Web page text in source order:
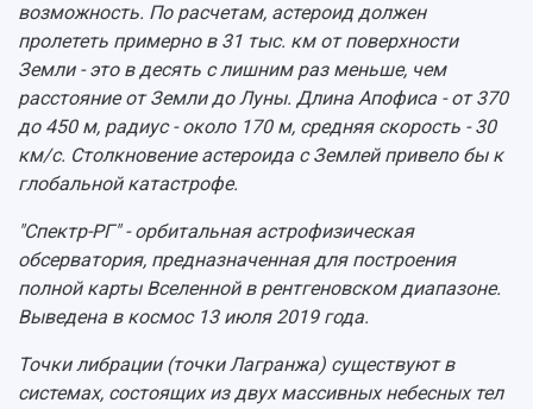
возможность. По расчетам, астероид должен
пролететь примерно в 31 тыс. км от поверхности
Земли - это в десять с лишним раз меньше, чем
расстояние от Земли до Луны. Длина Апофиса - от 370
до 450 м, радиус - около 170 м, средняя скорость - 30
км/с. Столкновение астероида с Землей привело бы к
глобальной катастрофе.
"Спектр-РГ" - орбитальная астрофизическая
обсерватория, предназначенная для построения
полной карты Вселенной в рентгеновском диапазоне.
Выведена в космос 13 июля 2019 года.
Точки либрации (точки Лагранжа) существуют в
системах, состоящих из двух массивных небесных тел